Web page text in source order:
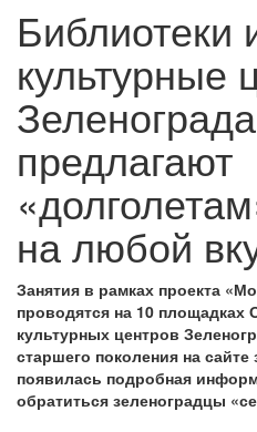
Библиотеки
культурные
Зеленограда
предлагают
на любой
Занятия в рамках проекта
проводятся на 10 площадках
культурных центров
старшего поколения на
появилась подробная
обратиться зеленоградцы